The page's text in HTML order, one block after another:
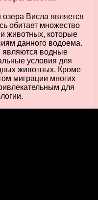
Висла является
обитает множество
животных, которые
данного водоема.
водные
условия для
животных. Кроме
миграции многих
для